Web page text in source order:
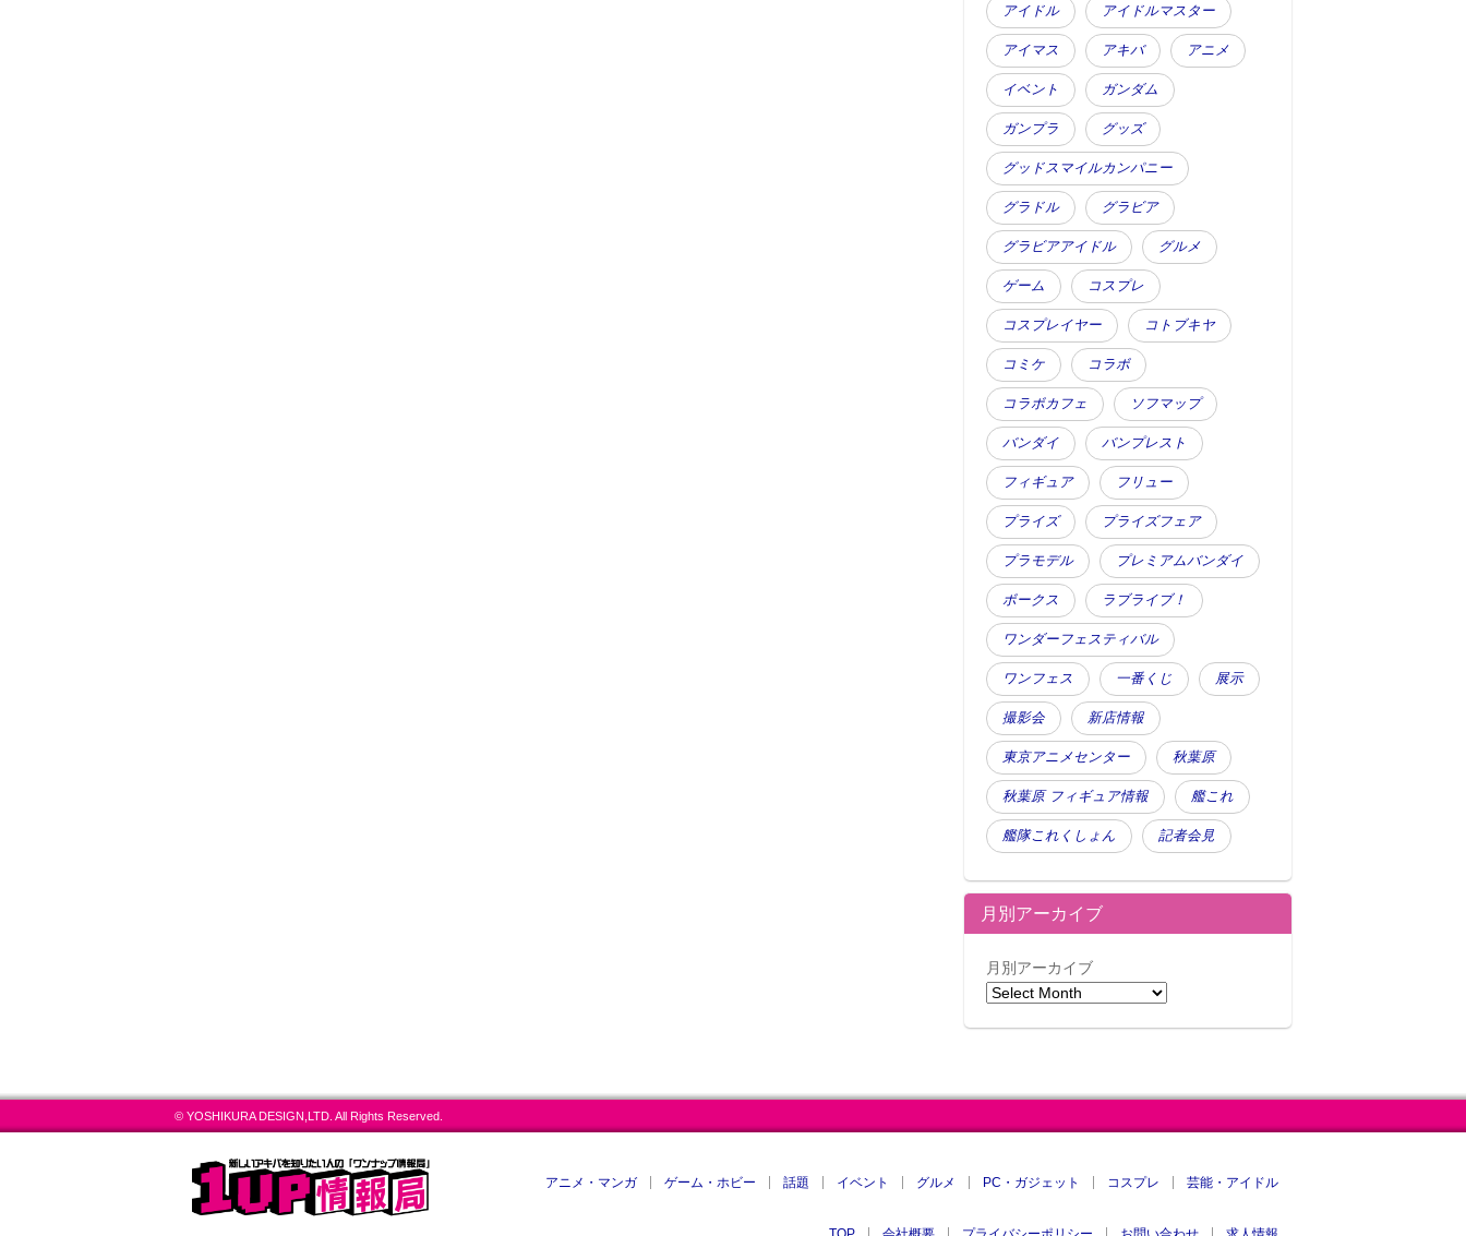
アイドル アイドルマスター
アイマス アキバ アニメ
イベント ガンダム
ガンプラ グッズ
グッドスマイルカンパニー
グラドル グラビア
グラビアアイドル グルメ
ゲーム コスプレ
コスプレイヤー コトブキヤ
コミケ コラボ
コラボカフェ ソフマップ
バンダイ バンプレスト
フィギュア フリュー
プライズ プライズフェア
プラモデル プレミアムバンダイ
ボークス ラブライブ！
ワンダーフェスティバル
ワンフェス 一番くじ 展示
撮影会 新店情報
東京アニメセンター 秋葉原
秋葉原 フィギュア情報 艦これ
艦隊これくしょん 記者会見
月別アーカイブ
月別アーカイブ
© YOSHIKURA DESIGN,LTD. All Rights Reserved.
アニメ・マンガ ゲーム・ホビー 話題 イベント グルメ PC・ガジェット コスプレ 芸能・アイドル